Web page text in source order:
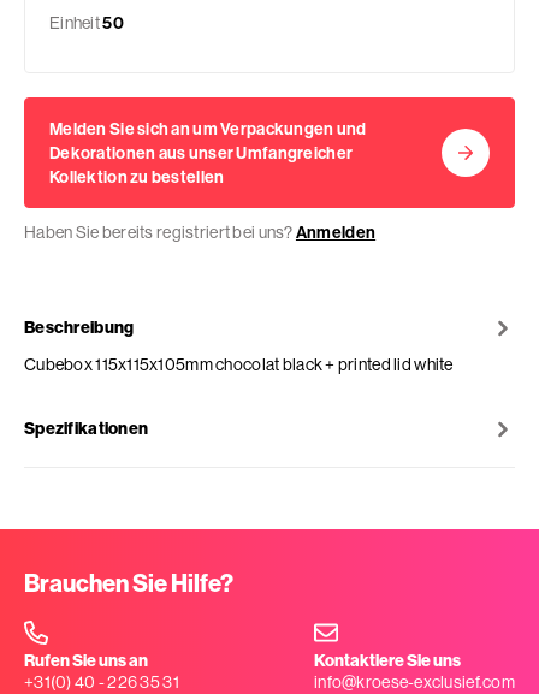
Einheit50
Melden Sie sich an um Verpackungen und
Dekorationen aus unser Umfangreicher
Kollektion zu bestellen
Haben Sie bereits registriert bei uns?Anmelden
Beschreibung
Cubebox 115x115x105mm chocolat black + printed lid white
Spezifikationen
Brauchen Sie Hilfe?
Rufen Sie uns an
+31(0) 40 - 226 35 31
Kontaktiere Sie uns
info@kroese-exclusief.com